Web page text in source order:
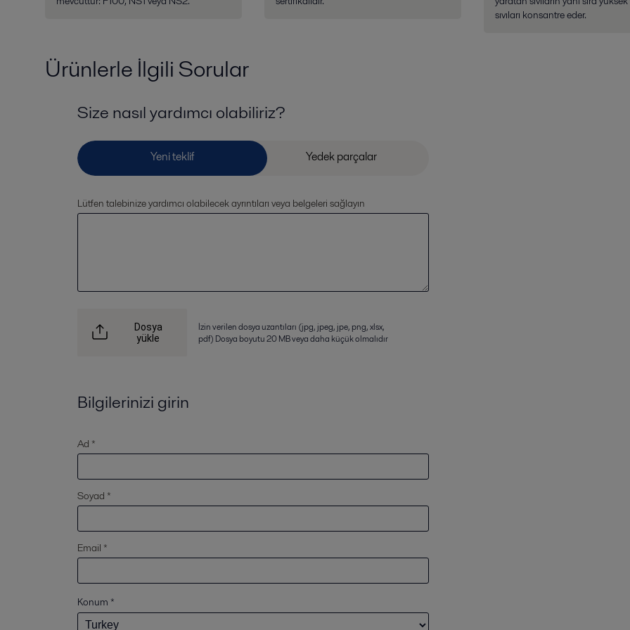
sıvıları konsantre eder.
Ürünlerle İlgili Sorular
Size nasıl yardımcı olabiliriz?
Lütfen talebinize yardımcı olabilecek ayrıntıları veya belgeleri sağlayın
Dosya
yükle
İzin verilen dosya uzantıları (jpg, jpeg, jpe, png, xlsx,
pdf) Dosya boyutu 20 MB veya daha küçük olmalıdır
Bilgilerinizi girin
Ad *
Soyad *
Email *
Konum *